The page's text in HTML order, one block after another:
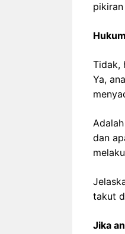
Tidak,
Ya,
dan
takut
Jika